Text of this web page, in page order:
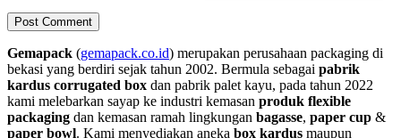
Gemapack (gemapack.co.id) merupakan perusahaan packaging di
bekasi yang berdiri sejak tahun 2002. Bermula sebagai pabrik
kardus corrugated box dan pabrik palet kayu, pada tahun 2022
kami melebarkan sayap ke industri kemasan produk flexible
packaging dan kemasan ramah lingkungan bagasse, paper cup &
paper bowl. Kami menyediakan aneka box kardus maupun